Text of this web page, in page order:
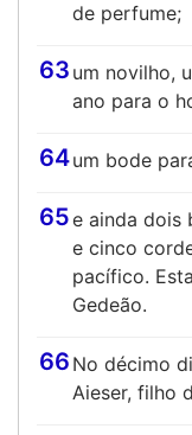
de perfume;
63 um novilho,
ano para o
64um bode
65e ainda dois
e cinco
pacífico.
Gedeão.
66 No décimo
Aieser, filho